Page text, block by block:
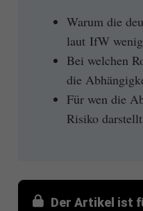
Warum die
laut IfW
Bei welchen
die
Für wen die
Risiko darstellt
Der Artikel ist